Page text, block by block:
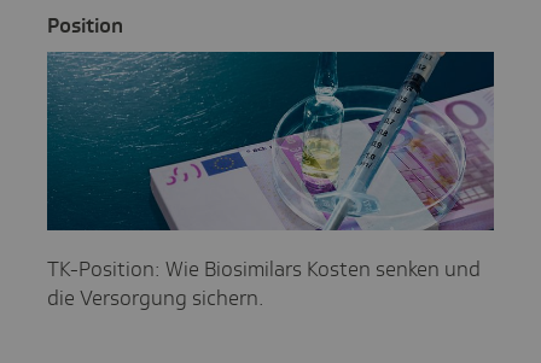
Posi­tion
TK-Position: Wie Biosimilars Kosten senken und
die Versorgung sichern.